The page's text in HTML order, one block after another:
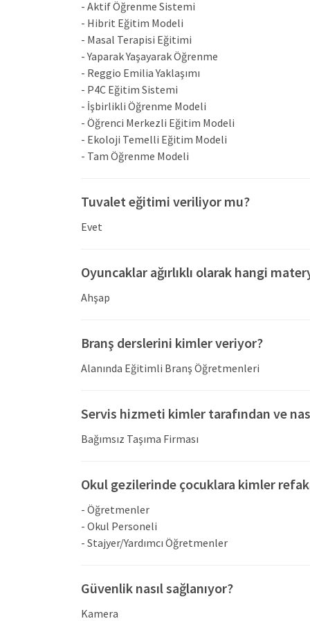
gerçekçi benlik gelişimlerine destek
sağlıklı iletişim becerilerinin geliştirilmesi,
rehberlik hizmetleri sunmaktadır.
Özel Uzay Çocukları Anaokulu eğitim
hazırlanmakta; High Scope, Montessori,
eğitim yaklaşımlarından faydalanılmaktadır.
halinde organize edilmektedir. A1
tamamlamaları sağlanırken, A2 grubunda ise
A1 grubunda, bireysel özellikler dikkate
güvenli ve yaratıcılığı gelişmiş bireyler
program dahilinde sınıf öğretmenleri, bilişim
Erken yaşta yabancı dil öğrenimi, çocukların
nedenle, yabancı dil öğrenmeye ne kadar
öncesi dönemde müzik eğitimi, çocukların
güçlendirmelerine yardımcı olmaktadır.
Çocukların en iyi öğrenme yöntemlerinden
sağlamaktadır. Eğlenceli ve ilgi çekici bir
kazanmalarına yardımcı olmaktadır.
çözme, dikkat, hafıza ve konsantrasyon
geliştirmek amaçlanmaktadır. Bu eğitim,
desteklemektedir.
- Aktif Öğrenme Sistemi
- Hibrit Eğitim Modeli
- Masal Terapisi Eğitimi
- Yaparak Yaşayarak Öğrenme
- Reggio Emilia Yaklaşımı
- P4C Eğitim Sistemi
- İşbirlikli Öğrenme Modeli
- Öğrenci Merkezli Eğitim Modeli
- Ekoloji Temelli Eğitim Modeli
- Tam Öğrenme Modeli
Tuvalet eğitimi veriliyor mu?
Evet
Oyuncaklar ağırlıklı olarak hangi
Ahşap
Branş derslerini kimler veriyor?
Alanında Eğitimli Branş Öğretmenleri
Servis hizmeti kimler tarafından ve
Bağımsız Taşıma Firması
Okul gezilerinde çocuklara kimler
- Öğretmenler
- Okul Personeli
- Stajyer/Yardımcı Öğretmenler
Güvenlik nasıl sağlanıyor?
Kamera